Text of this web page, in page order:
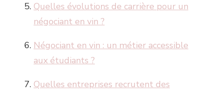
Quelles évolutions de carrière pour un
négociant en vin ?
Négociant en vin : un métier accessible
aux étudiants ?
Quelles entreprises recrutent des